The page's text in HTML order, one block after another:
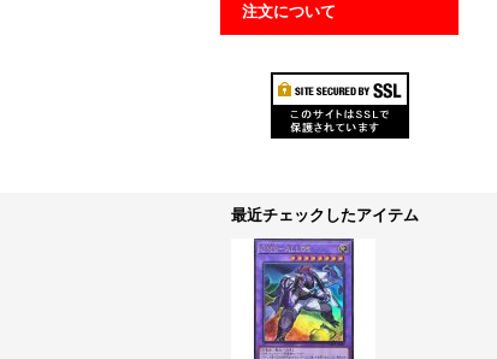
注文について
最近チェックしたアイテム